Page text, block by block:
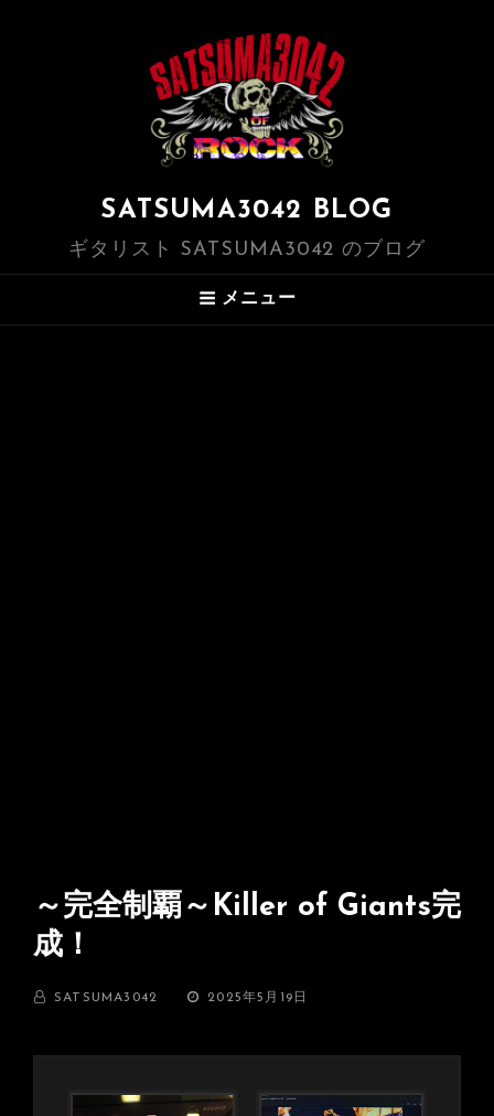
SATSUMA3042 BLOG
ギタリスト SATSUMA3042 のブログ
メニュー
～完全制覇～Killer of Giants完
成！
BY SATSUMA3042
投
2025年5月19日